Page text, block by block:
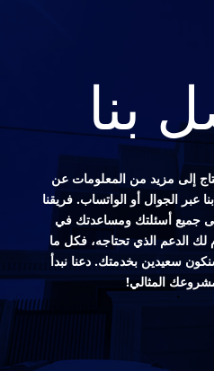
بنا
إلى مزيد من المعلومات عن
عبر الجوال أو الواتساب. فريقنا
جميع أسئلتك ومساعدتك في
لك الدعم الذي تحتاجه، فكل ما
سعيدين بخدمتك. دعنا نبدأ
المثالي!